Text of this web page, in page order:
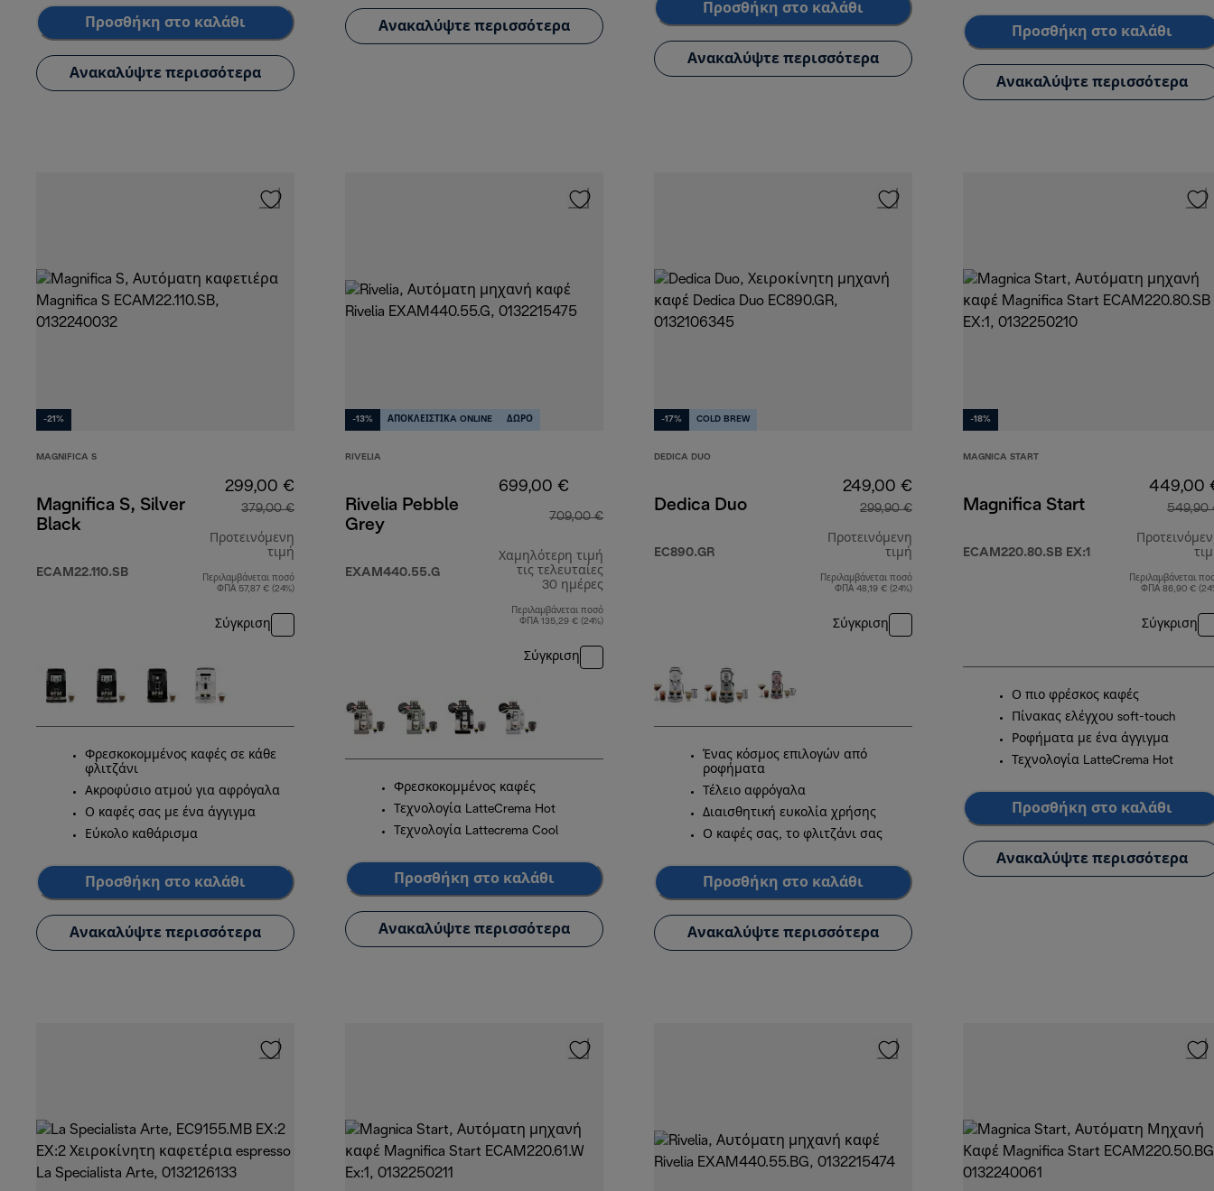
Προσθήκη στο καλάθι
Ανακαλύψτε περισσότερα
Ανακαλύψτε περισσότερα
Προσθήκη στο καλάθι
Ανακαλύψτε περισσότερα
Προσθήκη στο καλάθι
Ανακαλύψτε περισσότερα
-21%
MAGNIFICA S
Magnifica S, Silver
Black
ECAM22.110.SB
299,00 €
379,00 €
Προτεινόμενη
τιμή
αρχική τιμή 379,00 €
Περιλαμβάνεται ποσό
ΦΠΑ 57,87 € (24%)
Σύγκριση
Φρεσκοκομμένος καφές σε κάθε
φλιτζάνι
Ακροφύσιο ατμού για αφρόγαλα
Ο καφές σας με ένα άγγιγμα
Εύκολο καθάρισμα
Προσθήκη στο καλάθι
Ανακαλύψτε περισσότερα
-13% ΑΠΟΚΛΕΙΣΤΙΚA ONLINE ΔΩΡΟ
RIVELIA
Rivelia Pebble
Grey
EXAM440.55.G
699,00 €
709,00 €
Χαμηλότερη τιμή
τις τελευταίες
30 ημέρες
Περιλαμβάνεται ποσό
ΦΠΑ 135,29 € (24%)
Σύγκριση
Φρεσκοκομμένος καφές
Τεχνολογία LatteCrema Hot
Τεχνολογία Lattecrema Cool
Προσθήκη στο καλάθι
Ανακαλύψτε περισσότερα
-17% COLD BREW
DEDICA DUO
Dedica Duo
EC890.GR
249,00 €
299,90 €
Προτεινόμενη
τιμή
αρχική τιμή 299,90 €
Περιλαμβάνεται ποσό
ΦΠΑ 48,19 € (24%)
Σύγκριση
Ένας κόσμος επιλογών από
ροφήματα
Τέλειο αφρόγαλα
Διαισθητική ευκολία χρήσης
Ο καφές σας, το φλιτζάνι σας
Προσθήκη στο καλάθι
Ανακαλύψτε περισσότερα
-18%
MAGNICA START
Magnifica Start
ECAM220.80.SB EX:1
449,00
549,90
Περιλαμβάνεται
ΦΠΑ 86,90 €
Σύγκριση
Ο πιο φρέσκος καφές
Πίνακας ελέγχου soft-touch
Ροφήματα με ένα άγγιγμα
Τεχνολογία LatteCrema Hot
Προσθήκη στο καλάθι
Ανακαλύψτε περισσότερα